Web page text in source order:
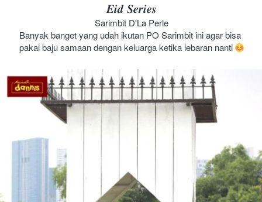
𝑬𝒊𝒅 𝑺𝒆𝒓𝒊𝒆𝒔
Sarimbit D'La Perle
Banyak banget yang udah ikutan PO Sarimbit ini agar bisa
pakai baju samaan dengan keluarga ketika lebaran nanti